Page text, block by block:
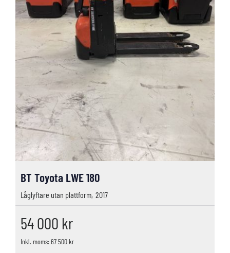
BT Toyota LWE 180
Låglyftare utan plattform, 2017
54 000 kr
Inkl. moms: 67 500 kr